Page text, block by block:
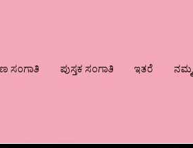
ಸಂಗಾತಿ ಪುಸ್ತಕ ಸಂಗಾತಿ ಇತರೆ ನಮ್ಮ